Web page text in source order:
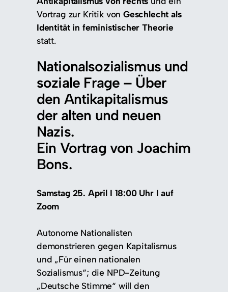
Vortrag zur Kritik vonGeschlecht als
Identität in feministischer Theorie
statt.
Nationalsozialismus und
soziale Frage – Über
den Antikapitalismus
der alten und neuen
Nazis.
Ein Vortrag von Joachim
Bons.
Samstag 25. April I 18:00 Uhr I auf
Zoom
Autonome Nationalisten
demonstrieren gegen Kapitalismus
und „Für einen nationalen
Sozialismus“; die NPD-Zeitung
„Deutsche Stimme“ will den